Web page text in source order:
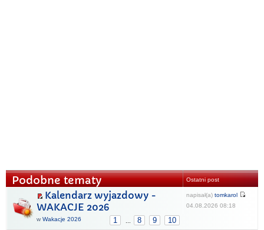
Podobne tematy Ostatni post
Kalendarz wyjazdowy -
WAKACJE 2026
1 ... 8 9 10
w Wakacje 2026
napisał(a) tomkarol
04.08.2026 08:18